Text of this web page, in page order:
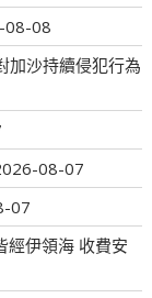
08-08
沙持續侵犯行為
08-07
07
經伊領海 收費安